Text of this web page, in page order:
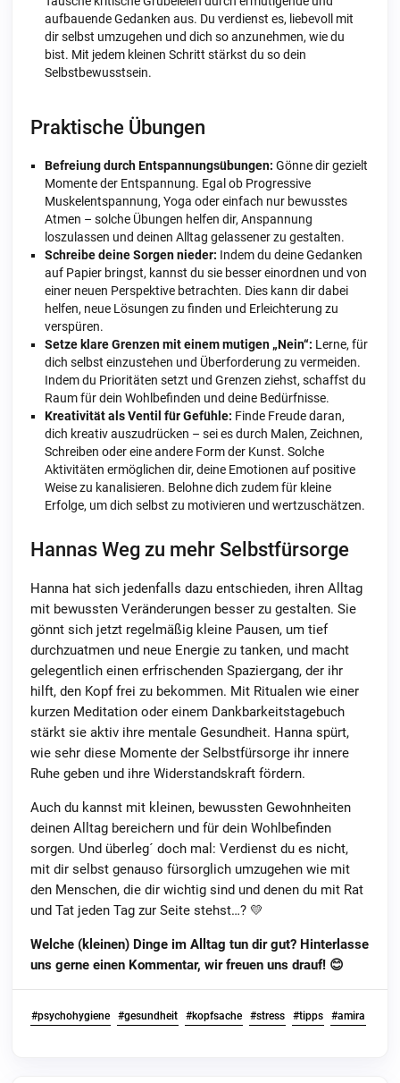
aufbauende Gedanken aus. Du verdienst es, liebevoll mit
dir selbst umzugehen und dich so anzunehmen, wie du
bist. Mit jedem kleinen Schritt stärkst du so dein
Selbstbewusstsein.
Praktische Übungen
Befreiung durch Entspannungsübungen: Gönne dir gezielt
Momente der Entspannung. Egal ob Progressive
Muskelentspannung, Yoga oder einfach nur bewusstes
Atmen – solche Übungen helfen dir, Anspannung
loszulassen und deinen Alltag gelassener zu gestalten.
Schreibe deine Sorgen nieder: Indem du deine Gedanken
auf Papier bringst, kannst du sie besser einordnen und von
einer neuen Perspektive betrachten. Dies kann dir dabei
helfen, neue Lösungen zu finden und Erleichterung zu
verspüren.
Setze klare Grenzen mit einem mutigen „Nein“: Lerne, für
dich selbst einzustehen und Überforderung zu vermeiden.
Indem du Prioritäten setzt und Grenzen ziehst, schaffst du
Raum für dein Wohlbefinden und deine Bedürfnisse.
Kreativität als Ventil für Gefühle: Finde Freude daran,
dich kreativ auszudrücken – sei es durch Malen, Zeichnen,
Schreiben oder eine andere Form der Kunst. Solche
Aktivitäten ermöglichen dir, deine Emotionen auf positive
Weise zu kanalisieren. Belohne dich zudem für kleine
Erfolge, um dich selbst zu motivieren und wertzuschätzen.
Hannas Weg zu mehr Selbstfürsorge
Hanna hat sich jedenfalls dazu entschieden, ihren Alltag
mit bewussten Veränderungen besser zu gestalten. Sie
gönnt sich jetzt regelmäßig kleine Pausen, um tief
durchzuatmen und neue Energie zu tanken, und macht
gelegentlich einen erfrischenden Spaziergang, der ihr
hilft, den Kopf frei zu bekommen. Mit Ritualen wie einer
kurzen Meditation oder einem Dankbarkeitstagebuch
stärkt sie aktiv ihre mentale Gesundheit. Hanna spürt,
wie sehr diese Momente der Selbstfürsorge ihr innere
Ruhe geben und ihre Widerstandskraft fördern.
Auch du kannst mit kleinen, bewussten Gewohnheiten
deinen Alltag bereichern und für dein Wohlbefinden
sorgen. Und überleg´ doch mal: Verdienst du es nicht,
mit dir selbst genauso fürsorglich umzugehen wie mit
den Menschen, die dir wichtig sind und denen du mit Rat
und Tat jeden Tag zur Seite stehst…? 💛
Welche (kleinen) Dinge im Alltag tun dir gut? Hinterlasse
uns gerne einen Kommentar, wir freuen uns drauf! 😊
#psychohygiene #gesundheit #kopfsache #stress #tipps #amira